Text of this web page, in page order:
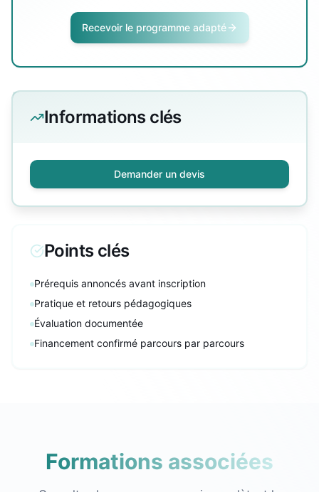
Recevoir le programme adapté
Informations clés
Demander un devis
Points clés
Prérequis annoncés avant inscription
Pratique et retours pédagogiques
Évaluation documentée
Financement confirmé parcours par parcours
Formations associées